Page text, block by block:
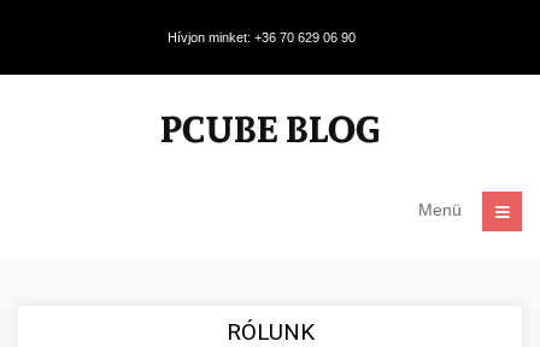
Hívjon minket: +36 70 629 06 90
Menü
RÓLUNK